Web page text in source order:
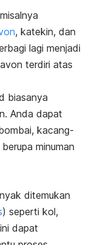
, katekin, dan
lagi menjadi
terdiri atas
biasanya
Anda dapat
kacang-
minuman
ditemukan
) seperti kol,
dapat